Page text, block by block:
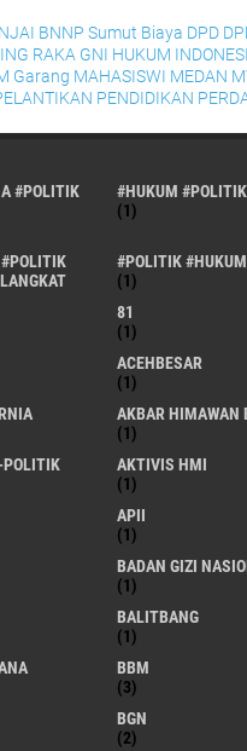
BNNP Sumut Biaya DPD
RAKA GNI HUKUM
Garang MAHASISWI MEDAN
PENDIDIKAN
#POLITIK
#HUKUM
(1)
#POLITIK #HUKUM
(1)
81
(1)
ACEHBESAR
(1)
AKBAR HIMAWAN
(1)
AKTIVIS HMI
(1)
APII
(1)
BADAN GIZI
(1)
BALITBANG
(1)
BBM
(3)
BGN
(2)